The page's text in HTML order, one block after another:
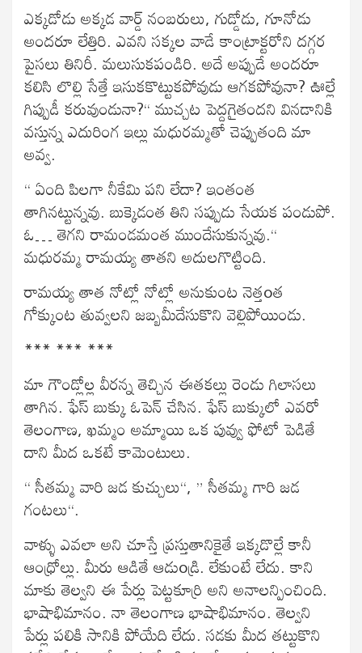
ఎక్కడోడు అక్కడ వార్డ్ నంబరులు, గుడ్డోడు, గూనోడు
అందరూ లేత్తిరి. ఎవని సక్కల వాడే కాంట్రాక్టరోని దగ్గర
పైసలు తినిరీ. మలుసుకపండిరి. అదే అప్పుడే అందరూ
కలిసి లొల్లి సేత్తే ఇసుకకొట్టుకపోవుడు ఆగకపోవునా? ఊల్లే
గిప్పుడీ కరువుండునా?“ ముచ్చట పెద్దగైతందని వినడానికి
వస్తున్న ఎదురింగ ఇల్లు మధురమ్మతో చెప్పుతంది మా
అవ్వ.
“ ఏంది పిలగా నీకేమి పని లేదా? ఇంతంత
తాగినట్టున్నవు. బుక్కెడంత తిని సప్పుడు సేయక పండుపో.
ఓ… తెగని రామండమంత ముందేసుకున్నవు.“
మధురమ్మ రామయ్య తాతని అదులగొట్టింది.
రామయ్య తాత నోట్లో నోట్లో అనుకుంట నెత్తoత
గోక్కుంట తువ్వలని జబ్బమీదేసుకొని వెల్లిపోయిండు.
*** *** ***
మా గౌండ్లోల్ల వీరన్న తెచ్చిన ఈతకల్లు రెండు గిలాసలు
తాగిన. ఫేస్ బుక్కు ఓపెన్ చేసిన. ఫేస్ బుక్కులో ఎవరో
తెలంగాణ, ఖమ్మం అమ్మాయి ఒక పువ్వు ఫోటో పెడితే
దాని మీద ఒకటే కామెంటులు.
“ సీతమ్మ వారి జడ కుచ్చులు“, ” సీతమ్మ గారి జడ
గంటలు“.
వాళ్ళు ఎవలా అని చూస్తే ప్రస్తుతానికైతే ఇక్కడొల్లే కానీ
ఆంధ్రోల్లు. మీరు ఆడితే ఆడుoడ్రి. లేకుంటే లేదు. కాని
మాకు తెల్వని ఈ పేర్లు పెట్టకూర్రి అని అనాలన్పించింది.
భాషాభిమానం. నా తెలంగాణ భాషాభిమానం. తెల్వని
పేర్లు పలికి సానికి పోయేది లేదు. సడకు మీద తట్టుకొని